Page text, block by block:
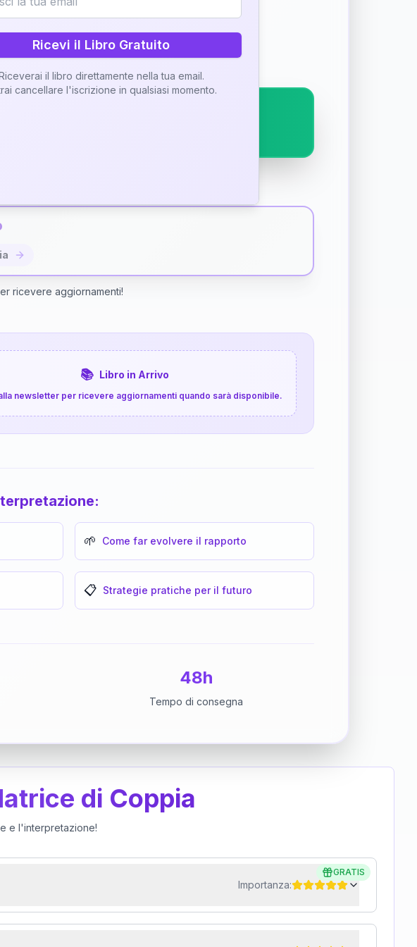
una nostra interpretazione
ricevere aggiornamenti!
📚 Libro in Arrivo
newsletter per ricevere aggiornamenti quando sarà disponibile.
🌱 Come far evolvere il rapporto
📋 Strategie pratiche per il futuro
48h
Tempo di consegna
di Coppia
e l'interpretazione!
GRATIS
Importanza:
Ricevi il Libro Gratuito
il libro direttamente nella tua email.
cancellare l'iscrizione in qualsiasi momento.